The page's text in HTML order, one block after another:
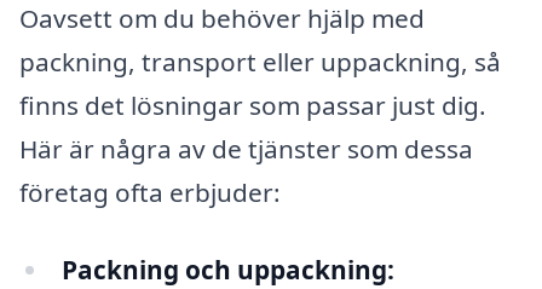
Oavsett om du behöver hjälp med
packning, transport eller uppackning, så
finns det lösningar som passar just dig.
Här är några av de tjänster som dessa
företag ofta erbjuder:
Packning och uppackning: